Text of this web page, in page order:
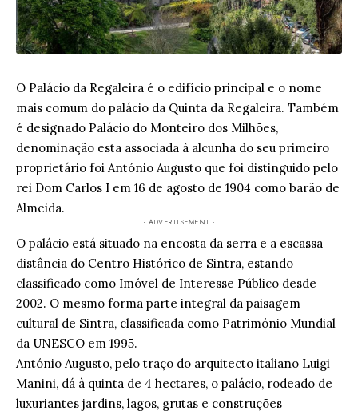
O Palácio da Regaleira é o edifício principal e o nome
mais comum do palácio da Quinta da Regaleira. Também
é designado Palácio do Monteiro dos Milhões,
denominação esta associada à alcunha do seu primeiro
proprietário foi António Augusto que foi distinguido pelo
rei Dom Carlos I em 16 de agosto de 1904 como barão de
Almeida.
- ADVERTISEMENT -
O palácio está situado na encosta da serra e a escassa
distância do Centro Histórico de Sintra, estando
classificado como Imóvel de Interesse Público desde
2002. O mesmo forma parte integral da paisagem
cultural de Sintra, classificada como Património Mundial
da UNESCO em 1995.
António Augusto, pelo traço do arquitecto italiano Luigi
Manini, dá à quinta de 4 hectares, o palácio, rodeado de
luxuriantes jardins, lagos, grutas e construções